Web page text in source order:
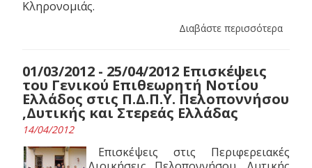
Κληρονομιάς.
Διαβάστε περισσότερα
01/03/2012 - 25/04/2012 Επισκέψεις
του Γενικού Επιθεωρητή Νοτίου
Ελλάδος στις Π.Δ.Π.Υ. Πελοποννήσου
,Δυτικής και Στερεάς Ελλάδας
14/04/2012
Επισκέψεις στις Περιφερειακές